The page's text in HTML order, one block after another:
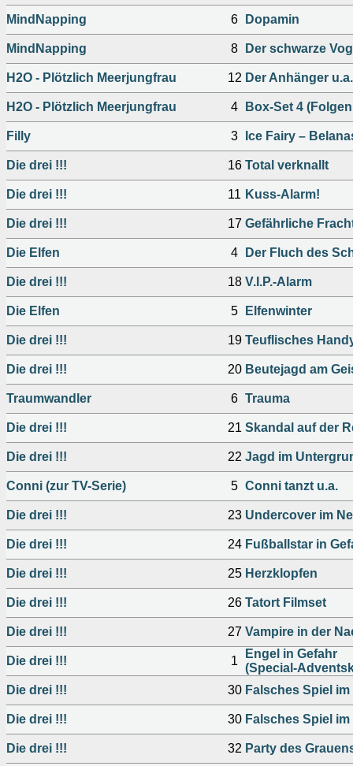
MindNapping 6 Dopamin
MindNapping 8 Der schwarze
H2O - Plötzlich Meerjungfrau 12 Der Anhänger u.a.
H2O - Plötzlich Meerjungfrau 4 Box-Set 4
Filly 3 Ice Fairy –
Die drei !!! 16 Total verknallt
Die drei !!! 11 Kuss-Alarm!
Die drei !!! 17 Gefährliche
Die Elfen 4 Der Fluch des
Die drei !!! 18 V.I.P.-Alarm
Die Elfen 5 Elfenwinter
Die drei !!! 19 Teuflisches
Die drei !!! 20 Beutejagd am
Traumwandler 6 Trauma
Die drei !!! 21 Skandal auf der
Die drei !!! 22 Jagd im
Conni (zur TV-Serie) 5 Conni tanzt u.a.
Die drei !!! 23 Undercover im
Die drei !!! 24 Fußballstar in
Die drei !!! 25 Herzklopfen
Die drei !!! 26 Tatort Filmset
Die drei !!! 27 Vampire in der
Die drei !!! 1
Engel in Gefahr
(Special-
Die drei !!!
30 Falsches Spiel
Die drei !!! 30 Falsches Spiel
Die drei !!! 32 Party des